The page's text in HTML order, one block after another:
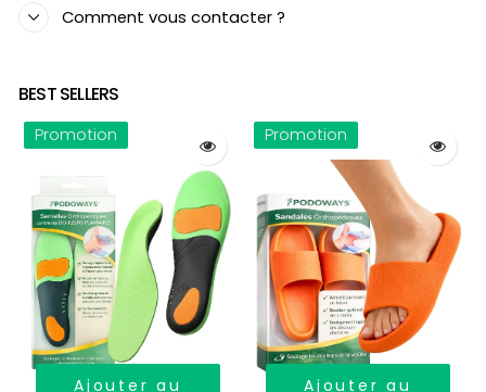
Comment vous contacter ?
BEST SELLERS
Promotion
Ajouter au
Promotion
Ajouter au